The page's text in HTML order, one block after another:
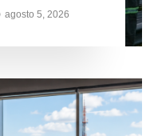
agosto 5, 2026